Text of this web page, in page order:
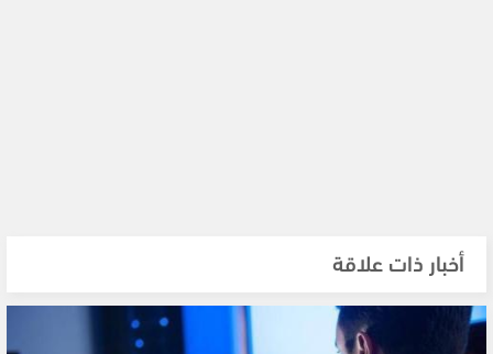
أخبار ذات علاقة